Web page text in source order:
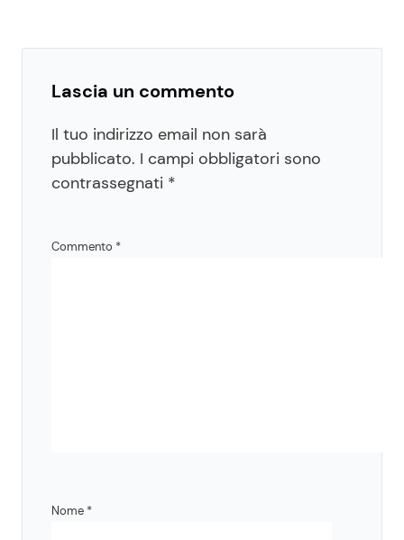
Lascia un commento
Il tuo indirizzo email non sarà
pubblicato. I campi obbligatori sono
contrassegnati *
Commento *
Nome *